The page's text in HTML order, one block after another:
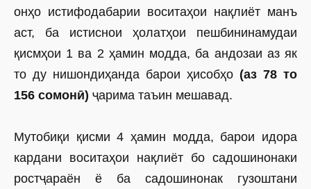
онҳо истифодабарии воситаҳои нақлиёт манъ
аст, ба истиснои ҳолатҳои пешбининамудаи
қисмҳои 1 ва 2 ҳамин модда, ба андозаи аз як
то ду нишондиҳанда барои ҳисобҳо (аз 78 то
156 сомонӣ) ҷарима таъин мешавад.
Мутобиқи қисми 4 ҳамин модда, барои идора
кардани воситаҳои нақлиёт бо садошинонаки
ростҷараён ё ба садошинонак гузоштани